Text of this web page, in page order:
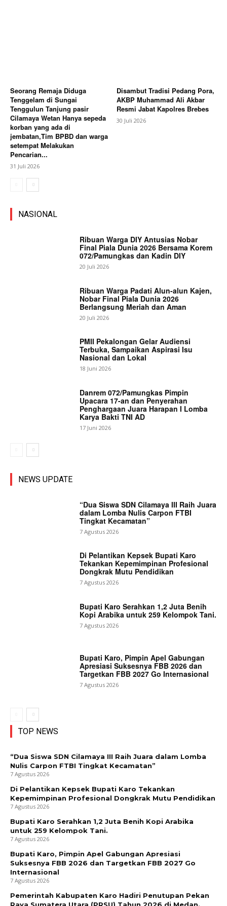
Seorang Remaja Diduga
Tenggelam di Sungai
Tenggulun Tanjung pasir
Cilamaya Wetan Hanya sepeda
korban yang ada di
jembatan,Tim BPBD dan warga
setempat Melakukan
Pencarian...
31 Juli 2026
Disambut Tradisi Pedang Pora,
AKBP Muhammad Ali Akbar
Resmi Jabat Kapolres Brebes
30 Juli 2026
NASIONAL
Ribuan Warga DIY Antusias Nobar
Final Piala Dunia 2026 Bersama Korem
072/Pamungkas dan Kadin DIY
20 Juli 2026
Ribuan Warga Padati Alun-alun Kajen,
Nobar Final Piala Dunia 2026
Berlangsung Meriah dan Aman
20 Juli 2026
PMII Pekalongan Gelar Audiensi
Terbuka, Sampaikan Aspirasi Isu
Nasional dan Lokal
18 Juni 2026
Danrem 072/Pamungkas Pimpin
Upacara 17-an dan Penyerahan
Penghargaan Juara Harapan I Lomba
Karya Bakti TNI AD
17 Juni 2026
NEWS UPDATE
“Dua Siswa SDN Cilamaya III Raih Juara
dalam Lomba Nulis Carpon FTBI
Tingkat Kecamatan”
7 Agustus 2026
Di Pelantikan Kepsek Bupati Karo
Tekankan Kepemimpinan Profesional
Dongkrak Mutu Pendidikan
7 Agustus 2026
Bupati Karo Serahkan 1,2 Juta Benih
Kopi Arabika untuk 259 Kelompok Tani.
7 Agustus 2026
Bupati Karo, Pimpin Apel Gabungan
Apresiasi Suksesnya FBB 2026 dan
Targetkan FBB 2027 Go Internasional
7 Agustus 2026
TOP NEWS
“Dua Siswa SDN Cilamaya III Raih Juara dalam Lomba
Nulis Carpon FTBI Tingkat Kecamatan”
7 Agustus 2026
Di Pelantikan Kepsek Bupati Karo Tekankan
Kepemimpinan Profesional Dongkrak Mutu Pendidikan
7 Agustus 2026
Bupati Karo Serahkan 1,2 Juta Benih Kopi Arabika
untuk 259 Kelompok Tani.
7 Agustus 2026
Bupati Karo, Pimpin Apel Gabungan Apresiasi
Suksesnya FBB 2026 dan Targetkan FBB 2027 Go
Internasional
7 Agustus 2026
Pemerintah Kabupaten Karo Hadiri Penutupan Pekan